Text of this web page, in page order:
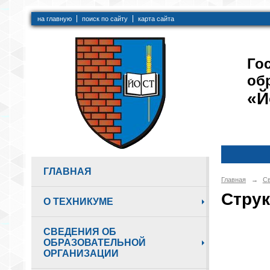
на главную поиск по сайту карта сайта
ГЛАВНАЯ
О ТЕХНИКУМЕ
СВЕДЕНИЯ ОБ
ОБРАЗОВАТЕЛЬНОЙ
ОРГАНИЗАЦИИ
Главная →